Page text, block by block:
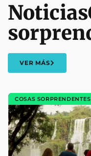
Noticias
VER MÁS
COSAS SORPRENDENTES